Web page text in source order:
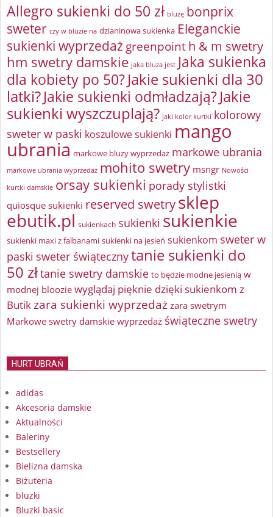
Allegro sukienki do 50 zł bluzę bonprix
sweter czy w bluzie na dzianinowa sukienka Eleganckie
sukienki wyprzedaż greenpointh & m swetry
hm swetry damskie jaka bluza jest Jaka sukienka
dla kobiety po 50?Jakie sukienki dla 30
latki?Jakie sukienki odmładzają?Jakie
sukienki wyszczuplają? jaki kolor kurtki kolorowy
sweter w paski koszulowe sukienki mango
ubrania markowe bluzy wyprzedaż markowe ubrania
markowe ubrania wyprzedaż mohito swetry msngr Nowości
kurtki damskie orsay sukienki porady stylistki
quiosque sukienki reserved swetrysklep
ebutik.pl sukienkach sukienki sukienkie
sukienki maxi z falbanami sukienki na jesień sukienkom sweter w
paski sweter świątecznytanie sukienki do
50 złtanie swetry damskie to będzie modne jesienią w
modnej bloozie wyglądaj pięknie dzięki sukienkom z
Butikzara sukienki wyprzedażzara swetrym
Markowe swetry damskie wyprzedaż świąteczne swetry
HURT UBRAŃ
adidas
Akcesoria damskie
Aktualności
Baleriny
Bestsellery
Bielizna damska
Biżuteria
bluzki
Bluzki basic